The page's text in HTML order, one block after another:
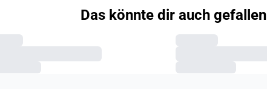
Das könnte dir auch gefallen